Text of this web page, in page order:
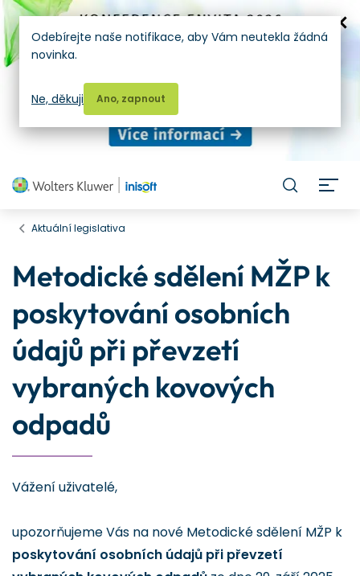
Aktuální legislativa
Metodické sdělení MŽP k
poskytování osobních
údajů při převzetí
vybraných kovových
odpadů
Vážení uživatelé,
upozorňujeme Vás na nové Metodické sdělení MŽP k
poskytování osobních údajů při převzetí
Odebírejte naše notifikace, aby Vám neutekla žádná
novinka.
Ano, zapnout
Ne, děkuji